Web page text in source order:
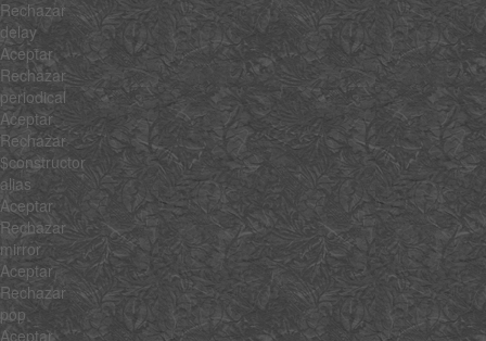
Rechazar
delay
Aceptar
Rechazar
periodical
Aceptar
Rechazar
$constructor
alias
Aceptar
Rechazar
mirror
Aceptar
Rechazar
pop
Aceptar